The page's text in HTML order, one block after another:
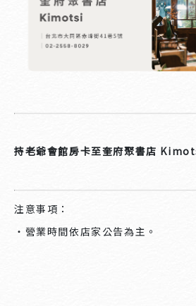
持老爺會館房卡至奎府聚書店
注意事項：
・營業時間依店家公告為主。